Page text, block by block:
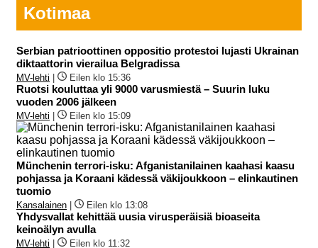
Kotimaa
Serbian patrioottinen oppositio protestoi lujasti Ukrainan
diktaattorin vierailua Belgradissa
MV-lehti | Eilen klo 15:36
Ruotsi kouluttaa yli 9000 varusmiestä – Suurin luku
vuoden 2006 jälkeen
MV-lehti | Eilen klo 15:09
Münchenin terrori-isku: Afganistanilainen kaahasi kaasu
pohjassa ja Koraani kädessä väkijoukkoon – elinkautinen
tuomio
Kansalainen | Eilen klo 13:08
Yhdysvallat kehittää uusia virusperäisiä bioaseita
keinoälyn avulla
MV-lehti | Eilen klo 11:32